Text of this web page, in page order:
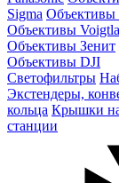
Sigma Объективы
Объективы
Объективы Зенит
Объективы DJI
Светофильтры
Экстендеры,
кольца Крышки
станции